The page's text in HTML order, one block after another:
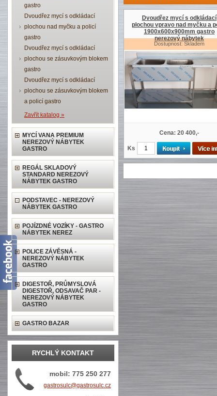
gastro
Dvoudřez mycí s odkládací
plochou nad myčku a policí
gastro
Dvoudřez mycí s odkládací
plochou se zásuvkovým blokem
gastro
Dvoudřez mycí s odkládací
plochou se zásuvkovým blokem
a policí gastro
Zavřít katalog »
MYCÍ VANA PREMIUM
NEREZOVÝ NÁBYTEK
GASTRO
REGÁL SKLADOVÝ
STANDARD NEREZOVÝ
NÁBYTEK GASTRO
PODSTAVEC - NEREZOVÝ
NÁBYTEK GASTRO
POJÍZDNÉ VOZÍKY - GASTRO
NÁBYTEK NEREZ
POLICE ZÁVĚSNÁ -
NEREZOVÝ NÁBYTEK
GASTRO
DIGESTOŘ, PRŮMYSLOVÁ
DIGESTOŘ, ODSAVAČ PAR -
NEREZOVÝ NÁBYTEK
GASTRO
GASTRO BAZAR
RYCHLÝ KONTAKT
mobil: 775 250 277
gastrosulc@gastrosulc.cz
Dvoudřez mycí s odkládací
plochou vpravo nad myčku a
1900x600x900mm gastro
nerezový nábytek
Dostupnost: Skladem
Cena: 20 400,-
Ks